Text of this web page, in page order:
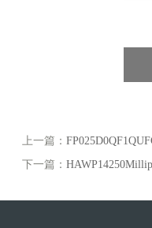
上一篇：
下一篇：